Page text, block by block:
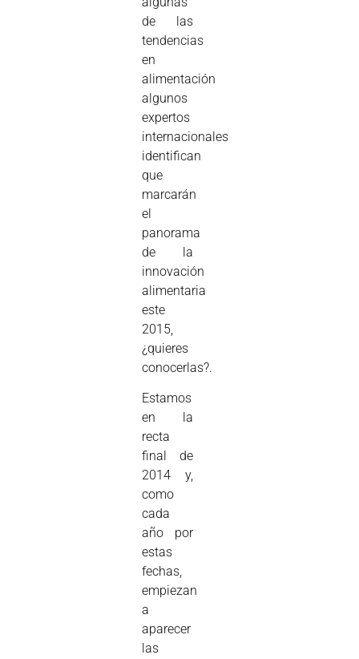
de las
tendencias
en
alimentación
algunos
expertos
internacionales
identifican
que
marcarán
el
panorama
de la
innovación
alimentaria
este
2015,
¿quieres
conocerlas?.
Estamos
en la
recta
final de
2014 y,
como
cada
año por
estas
fechas,
empiezan
a
aparecer
las